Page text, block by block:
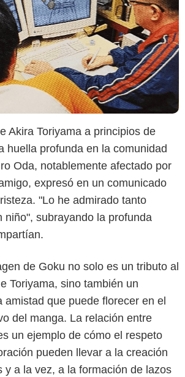
Akira Toriyama a principios de
huella profunda en la comunidad
Oda, notablemente afectado por
expresó en un comunicado
"Lo he admirado tanto
niño", subrayando la profunda
de Goku no solo es un tributo al
Toriyama, sino también un
amistad que puede florecer en el
del manga. La relación entre
un ejemplo de cómo el respeto
pueden llevar a la creación
y a la vez, a la formación de lazos